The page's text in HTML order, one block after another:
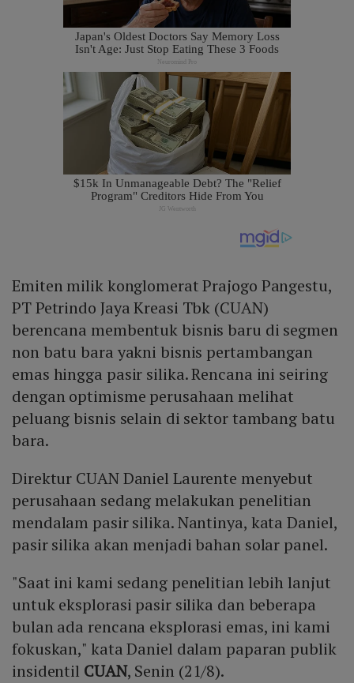
Emiten milik konglomerat Prajogo Pangestu,
PT Petrindo Jaya Kreasi Tbk (CUAN)
berencana membentuk bisnis baru di segmen
non batu bara yakni bisnis pertambangan
emas hingga pasir silika. Rencana ini seiring
dengan optimisme perusahaan melihat
peluang bisnis selain di sektor tambang batu
bara.
Direktur CUAN Daniel Laurente menyebut
perusahaan sedang melakukan penelitian
mendalam pasir silika. Nantinya, kata Daniel,
pasir silika akan menjadi bahan solar panel.
"Saat ini kami sedang penelitian lebih lanjut
untuk eksplorasi pasir silika dan beberapa
bulan ada rencana eksplorasi emas, ini kami
fokuskan," kata Daniel dalam paparan publik
insidentil CUAN, Senin (21/8).